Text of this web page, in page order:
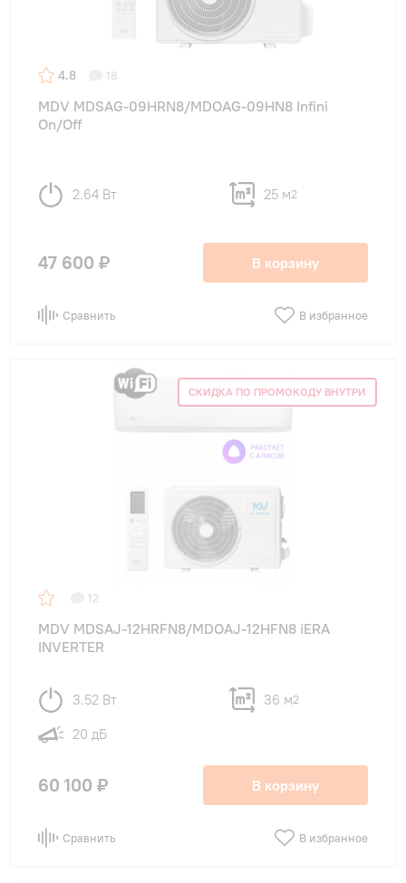
4.8 18
MDV MDSAG-09HRN8/MDOAG-09HN8 Infini
On/Off
2.64 Вт 25 м2
47 600 ₽ В корзину
Сравнить В избранное
СКИДКА ПО ПРОМОКОДУ ВНУТРИ
12
MDV MDSAJ-12HRFN8/MDOAJ-12HFN8 iERA
INVERTER
3.52 Вт 36 м2
20 дБ
60 100 ₽ В корзину
Сравнить В избранное